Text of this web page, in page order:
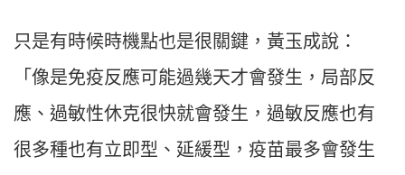
只是有時候時機點也是很關鍵，黃玉成說：
「像是免疫反應可能過幾天才會發生，局部反
應、過敏性休克很快就會發生，過敏反應也有
很多種也有立即型、延緩型，疫苗最多會發生